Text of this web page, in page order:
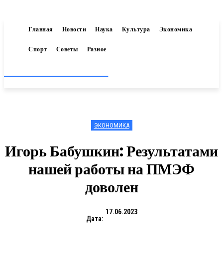
Главная Новости Наука Культура Экономика
Спорт Советы Разное
ЭКОНОМИКА
Игорь Бабушкин: Результатами
нашей работы на ПМЭФ
доволен
Дата:
17.06.2023